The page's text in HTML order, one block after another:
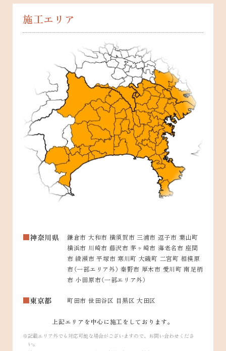
施工エリア
神奈川県
鎌倉市 大和市 横須賀市 三浦市 逗子市 葉山町
横浜市 川崎市 藤沢市 茅ヶ崎市 海老名市 座間
市 綾瀬市 平塚市 寒川町 大磯町 二宮町 相模原
市（一部エリア外） 秦野市 厚木市 愛川町 南足柄
市 小田原市（一部エリア外）
東京都 町田市 世田谷区 目黒区 大田区
上記エリアを中心に施工をしております。
記載エリア外でも対応可能な場合がございますので、お問い合わせくださ
い。